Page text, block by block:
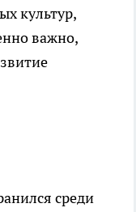
культур,
важно,
среди